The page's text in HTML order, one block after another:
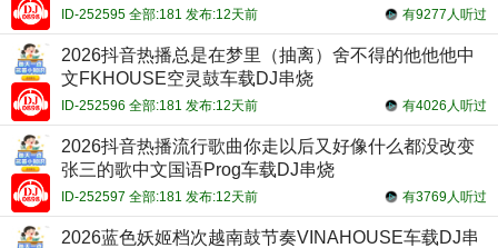
有9277人听过
ID-252595 全部:181 发布:12天前
2026抖音热播总是在梦里（抽离）舍不得的他他他中
文FKHOUSE空灵鼓车载DJ串烧
有4026人听过
ID-252596 全部:181 发布:12天前
2026抖音热播流行歌曲你走以后又好像什么都没改变
张三的歌中文国语Prog车载DJ串烧
有3769人听过
ID-252597 全部:181 发布:12天前
2026蓝色妖姬档次越南鼓节奏VINAHOUSE车载DJ串